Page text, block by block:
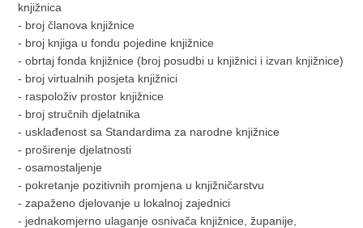
knjižnica
- broj članova knjižnice
- broj knjiga u fondu pojedine knjižnice
- obrtaj fonda knjižnice (broj posudbi u knjižnici i izvan knjižnice)
- broj virtualnih posjeta knjižnici
- raspoloživ prostor knjižnice
- broj stručnih djelatnika
- usklađenost sa Standardima za narodne knjižnice
- proširenje djelatnosti
- osamostaljenje
- pokretanje pozitivnih promjena u knjižničarstvu
- zapaženo djelovanje u lokalnoj zajednici
- jednakomjerno ulaganje osnivača knjižnice, županije,